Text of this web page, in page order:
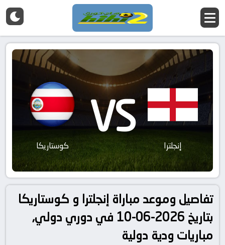
إنجلترا VS كوستاريكا
تفاصيل وموعد مباراة إنجلترا و كوستاريكا
بتاريخ 2026-06-10 في دوري دولي,
مباريات ودية دولية